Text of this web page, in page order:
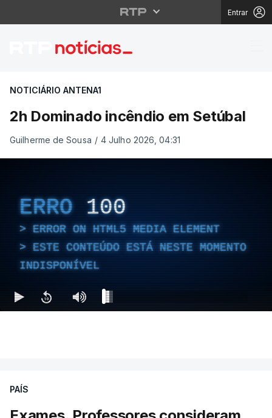
Entrar
2h Dominado
NOTICIÁRIO ANTENA1
2h Dominado incêndio em Setúbal
Guilherme de Sousa / 4 Julho 2026, 04:31
ERRO 100
ERROR ON HTML5 MEDIA ELEMENT
ESTE CONTEÚDO ESTÁ NESTE MOMENTO
INDISPONÍVEL
PAÍS